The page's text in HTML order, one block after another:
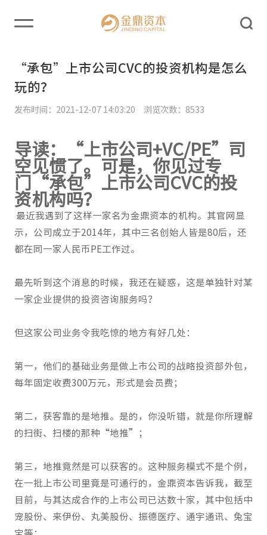
“承包”上市公司CVC的投资机构是怎么
玩的？
发布时间：2021-12-07 14:03:20 浏览次数：8533
导读：“上市公司+VC/PE”司
空见惯了。可是，你见过专
门“承包”上市公司CVC的投
资机构吗？
最近我遇到了这样一家名为金鼎资本的机构。其官网显
示，公司成立于2014年，其中三名创始人皆是80后，还
都在同一家人民币PE工作过。
最先听到这个消息的时候，我还在疑惑，这是单独针对某
一家企业提供的投资咨询服务吗？
但这家公司业务令我吃惊的地方有好几处：
第一，他们的基础业务是做上市公司的战略投资部外包，
每年固定收费300万元，形式是会员费；
第二，获客靠的是地推。是的，你没听错，就是你所理解
的扫街、扫楼的那种“地推”；
第三，地推竟然是可以获客的。这种服务模式不是个例，
在一批上市公司里竟是可通行的，金鼎资本告诉我，截至
目前，与其达成合作的上市公司已达数十家，其中包括中
宠股份、来伊份、丸美股份、振德医疗、通宇通讯、兔宝